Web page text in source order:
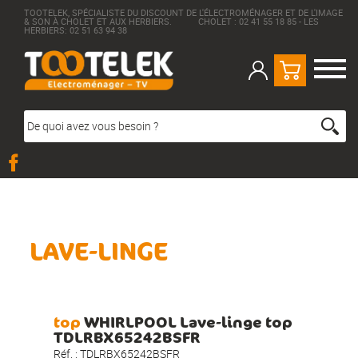
TOOTELEK, SPÉCIALISTE DU DISCOUNT DE L'ÉLECTROMÉNAGER ET DE L'IMAGE
& SON À CHOLET ET AUX HERBIERS. CHOLET : 02 41 55 18 85 - LES
HERBIERS: 02 51 63 94 38
LAVE-LINGE
top WHIRLPOOL Lave-linge top
TDLRBX65242BSFR
Réf. :TDLRBX65242BSFR